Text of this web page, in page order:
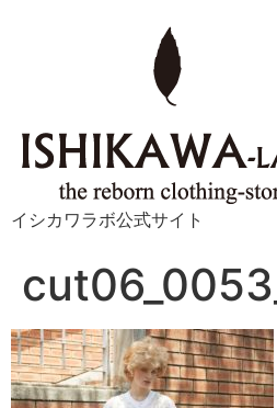
イシカワラボ公式サイト